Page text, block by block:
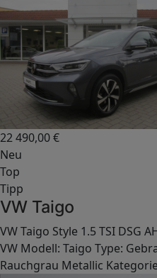
22 490,00€
Neu
Top
Tipp
VW Taigo
VW Taigo Style 1.5 TSI DSG
VW Modell: Taigo Type:
Rauchgrau Metallic